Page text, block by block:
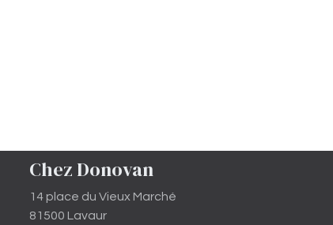
Chez Donovan
14 place du Vieux Marché
81500 Lavaur